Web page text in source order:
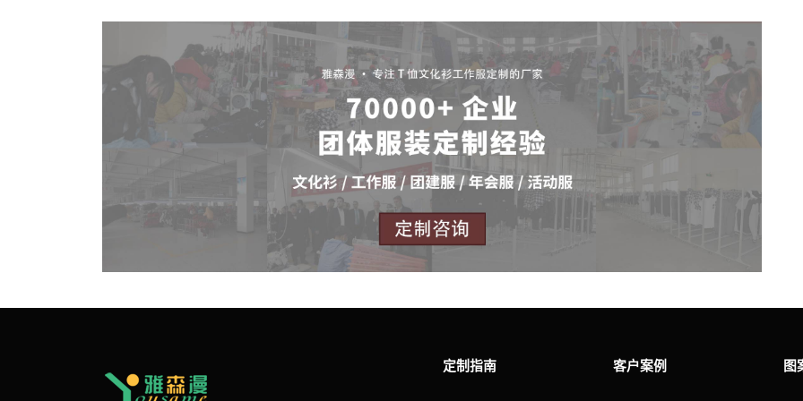
定制指南 客户案例 图